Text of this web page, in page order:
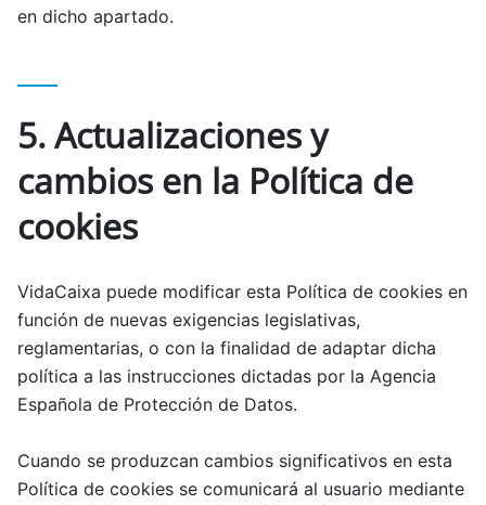
en dicho apartado.
5. Actualizaciones y
cambios en la Política de
cookies
VidaCaixa puede modificar esta Política de cookies en
función de nuevas exigencias legislativas,
reglamentarias, o con la finalidad de adaptar dicha
política a las instrucciones dictadas por la Agencia
Española de Protección de Datos.
Cuando se produzcan cambios significativos en esta
Política de cookies se comunicará al usuario mediante